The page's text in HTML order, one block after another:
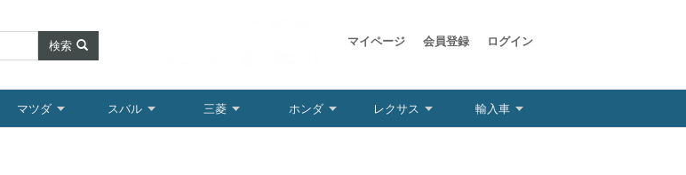
検索 マイページ 会員登録 ログイン
マツダ スバル 三菱 ホンダ レクサス 輸入車